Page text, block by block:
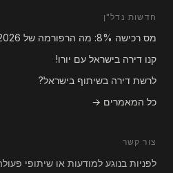
חדשות נדל"ן
מס רכישה 8%: מה הרפורמה של 2026 משנה לרוכש הזר
קנו דירה בישראל עם יורו!
לרשת דירה בשיתוף בישראל?
כל המאמרים →
צור קשר
לפניות בנוגע למודעות או שיתופי